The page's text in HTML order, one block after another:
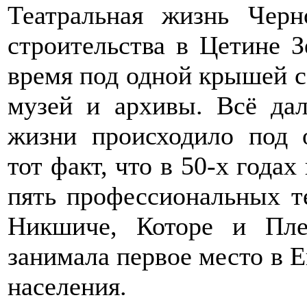
Театральная жизнь
строительства в Цетине
время под одной крышей
музей и архивы. Всё
жизни происходило под
тот факт, что в 50-х
пять профессиональных
Никшиче, Которе и
занимала первое место в
населения.